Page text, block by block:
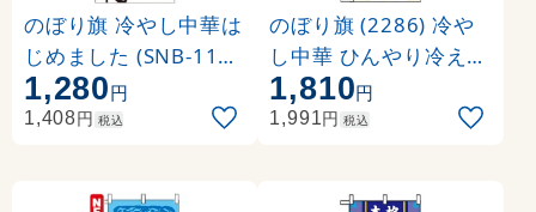
のぼり旗 冷やし中華は
じめました (SNB-1148
)
1,280円
1,408円 税込
のぼり旗 (2286) 冷や
し中華 ひんやり冷えた
極上麺 写真使用
1,810円
1,991円 税込